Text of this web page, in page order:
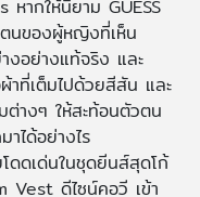
ากให้นิยาม GUESS
นของผู้หญิงที่เห็น
งอย่างแท้จริง และ
าที่เต็มไปด้วยสีสัน และ
ต่างๆ ให้สะท้อนตัวตน
ได้อย่างไร
ดดเด่นในชุดยีนส์สุดโก้
Vest ดีไซน์คอวี เข้า